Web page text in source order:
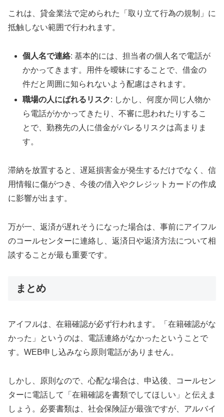
これは、貸金業法で定められた「取り立て行為の規制」に
抵触しない範囲で行われます。
個人名で連絡: 基本的には、担当者の個人名で電話が
かかってきます。用件を曖昧にすることで、借金の
件だと周囲に知られないよう配慮はされます。
職場の人にばれるリスク: しかし、何度か同じ人物か
ら電話がかかってきたり、不審に思われたりするこ
とで、勤務先の人に借金がバレるリスクは高まりま
す。
滞納を放置すると、遅延損害金が発生するだけでなく、信
用情報に傷がつき、今後の借入やクレジットカードの作成
に影響が出ます。
万が一、返済が遅れそうになった場合は、事前にアイフル
のコールセンターに連絡し、返済日や返済方法について相
談することが最も重要です。
まとめ
アイフルは、在籍確認が必ず行われます。「在籍確認がな
かった」というのは、電話連絡がなかったということで
す。WEB申し込みなら原則電話がありません。
しかし、原則なので、心配な場合は、申込後、コールセン
ターに電話して「在籍確認を書類でしてほしい」と伝えま
しょう。必要書類は、社会保険証が最強ですが、アルバイ